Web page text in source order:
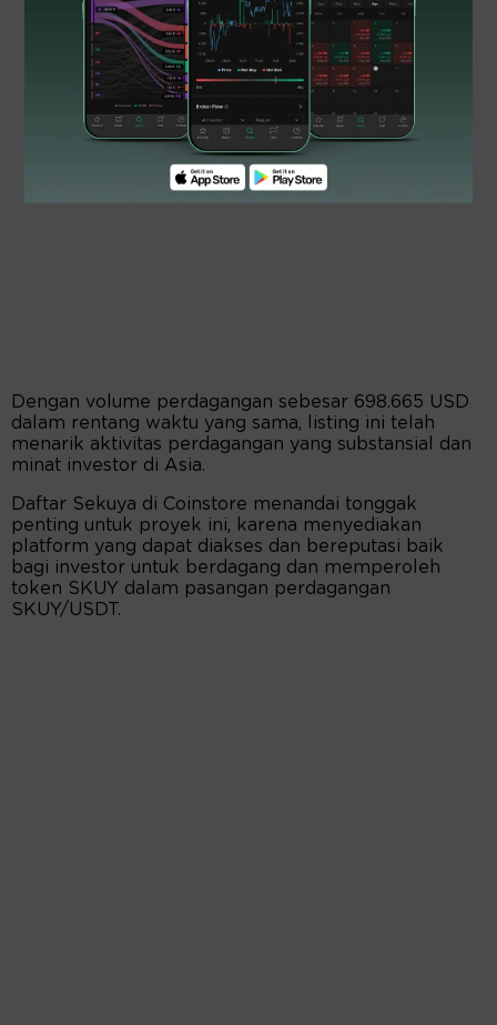
Dengan volume perdagangan sebesar 698.665 USD
dalam rentang waktu yang sama, listing ini telah
menarik aktivitas perdagangan yang substansial dan
minat investor di Asia.
Daftar Sekuya di Coinstore menandai tonggak
penting untuk proyek ini, karena menyediakan
platform yang dapat diakses dan bereputasi baik
bagi investor untuk berdagang dan memperoleh
token SKUY dalam pasangan perdagangan
SKUY/USDT.